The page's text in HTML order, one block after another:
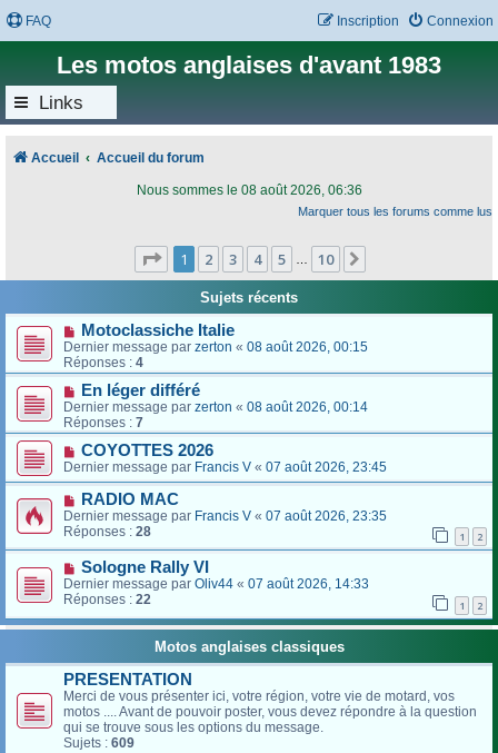
FAQ Connexion
Inscription
Les motos anglaises d'avant 1983
Links
Accueil Accueil du forum
Nous sommes le 08 août 2026, 06:36
Marquer tous les forums comme lus
Page 1sur
1 2 3 4 5 10
Sujets récents
Motoclassiche Italie
Dernier message par zerton « 08 août 2026, 00:15
Réponses : 4
En léger différé
Dernier message par zerton « 08 août 2026, 00:14
Réponses : 7
COYOTTES 2026
Dernier message par Francis V « 07 août 2026, 23:45
RADIO MAC
Dernier message par Francis V « 07 août 2026, 23:35
Réponses : 28 1 2
Sologne Rally VI
Dernier message par Oliv44 « 07 août 2026, 14:33
Réponses : 22 1 2
Motos anglaises classiques
PRESENTATION
Merci de vous présenter ici, votre région, votre vie de motard, vos
motos .... Avant de pouvoir poster, vous devez répondre à la question
qui se trouve sous les options du message.
Sujets : 609